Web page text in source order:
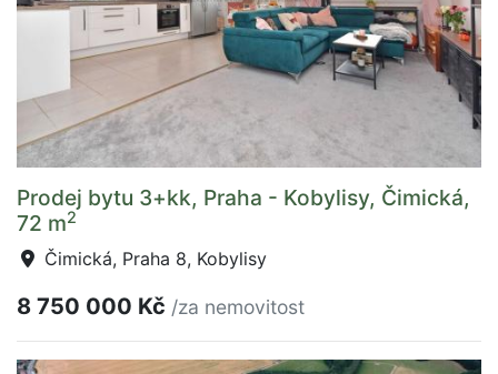
Prodej bytu 3+kk, Praha - Kobylisy, Čimická,
72 m2
Čimická, Praha 8, Kobylisy
8 750 000 Kč /za nemovitost